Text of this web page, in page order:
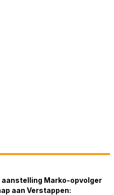
Marko-opvolger
aan Verstappen: